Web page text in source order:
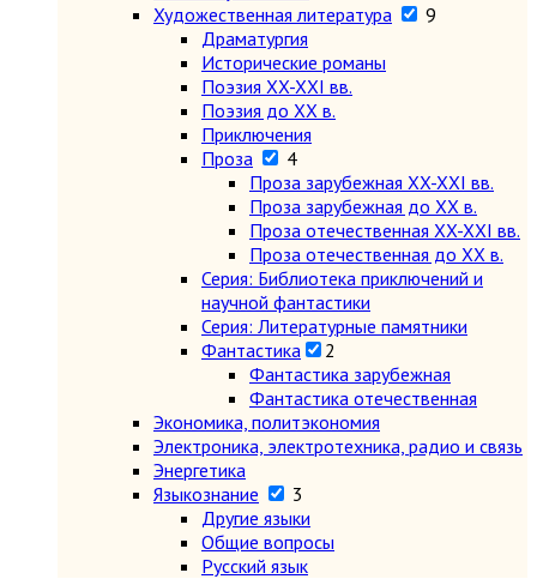
Художественная литература
9
Драматургия
Исторические романы
Поэзия XX-XXI вв.
Поэзия до XX в.
Приключения
Проза
4
Проза зарубежная XX-XXI вв.
Проза зарубежная до XX в.
Проза отечественная XX-XXI вв.
Проза отечественная до XX в.
Серия: Библиотека приключений и
научной фантастики
Серия: Литературные памятники
Фантастика
2
Фантастика зарубежная
Фантастика отечественная
Экономика, политэкономия
Электроника, электротехника, радио и связь
Энергетика
Языкознание
3
Другие языки
Общие вопросы
Русский язык